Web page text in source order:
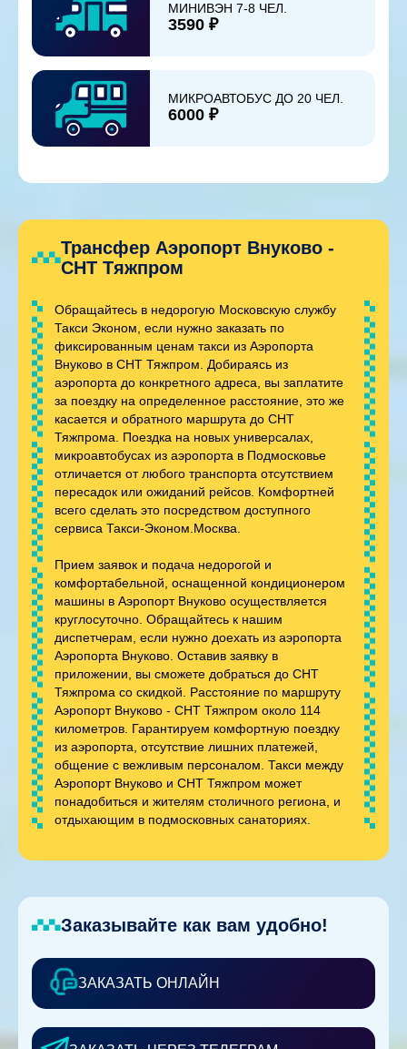
МИНИВЭН 7-8 ЧЕЛ.
3590 ₽
МИКРОАВТОБУС ДО 20 ЧЕЛ.
6000 ₽
Трансфер Аэропорт Внуково -
СНТ Тяжпром
Обращайтесь в недорогую Московскую службу
Такси Эконом, если нужно заказать по
фиксированным ценам такси из Аэропорта
Внуково в СНТ Тяжпром. Добираясь из
аэропорта до конкретного адреса, вы заплатите
за поездку на определенное расстояние, это же
касается и обратного маршрута до СНТ
Тяжпрома. Поездка на новых универсалах,
микроавтобусах из аэропорта в Подмосковье
отличается от любого транспорта отсутствием
пересадок или ожиданий рейсов. Комфортней
всего сделать это посредством доступного
сервиса Такси-Эконом.Москва.
Прием заявок и подача недорогой и
комфортабельной, оснащенной кондиционером
машины в Аэропорт Внуково осуществляется
круглосуточно. Обращайтесь к нашим
диспетчерам, если нужно доехать из аэропорта
Аэропорта Внуково. Оставив заявку в
приложении, вы сможете добраться до СНТ
Тяжпрома со скидкой. Расстояние по маршруту
Аэропорт Внуково - СНТ Тяжпром около 114
километров. Гарантируем комфортную поездку
из аэропорта, отсутствие лишних платежей,
общение с вежливым персоналом. Такси между
Аэропорт Внуково и СНТ Тяжпром может
понадобиться и жителям столичного региона, и
отдыхающим в подмосковных санаториях.
Заказывайте как вам удобно!
ЗАКАЗАТЬ ОНЛАЙН